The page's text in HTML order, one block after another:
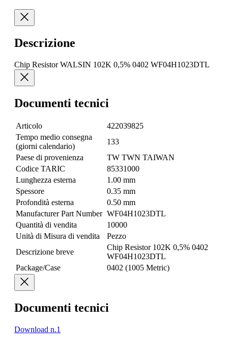
Descrizione
Chip Resistor WALSIN 102K 0,5% 0402 WF04H1023DTL
Documenti tecnici
Articolo
422039825
Tempo medio consegna
(giorni calendario)
133
Paese di provenienza
TW TWN TAIWAN
Codice TARIC
85331000
Lunghezza esterna
1.00 mm
Spessore
0.35 mm
Profondità esterna
0.50 mm
Manufacturer Part Number WF04H1023DTL
Quantità di vendita
10000
Unità di Misura di vendita
Pezzo
Descrizione breve
Chip Resistor 102K 0,5% 0402
WF04H1023DTL
Package/Case
0402 (1005 Metric)
Documenti tecnici
Download n.1